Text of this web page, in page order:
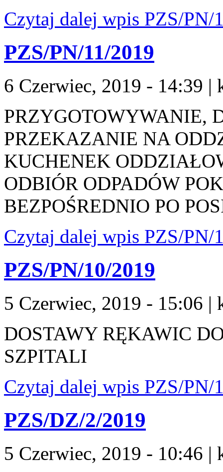
Czytaj dalej wpis PZS/PN/
PZS/PN/11/2019
6 Czerwiec, 2019 - 14:39 |
PRZYGOTOWYWANIE,
PRZEKAZANIE NA
KUCHENEK
ODBIÓR ODPADÓW
BEZPOŚREDNIO PO
Czytaj dalej wpis PZS/PN/
PZS/PN/10/2019
5 Czerwiec, 2019 - 15:06 |
DOSTAWY RĘKAWIC
SZPITALI
Czytaj dalej wpis PZS/PN/
PZS/DZ/2/2019
5 Czerwiec, 2019 - 10:46 |